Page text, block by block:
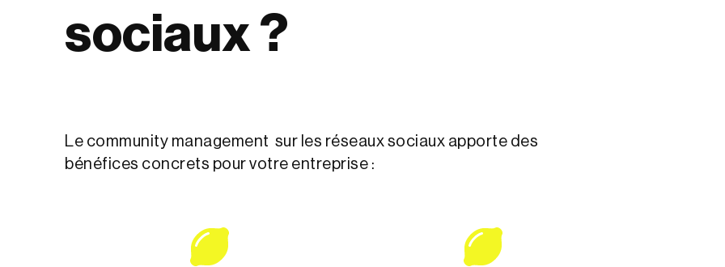
sociaux ?
Le community management sur les réseaux sociaux apporte des
bénéfices concrets pour votre entreprise :